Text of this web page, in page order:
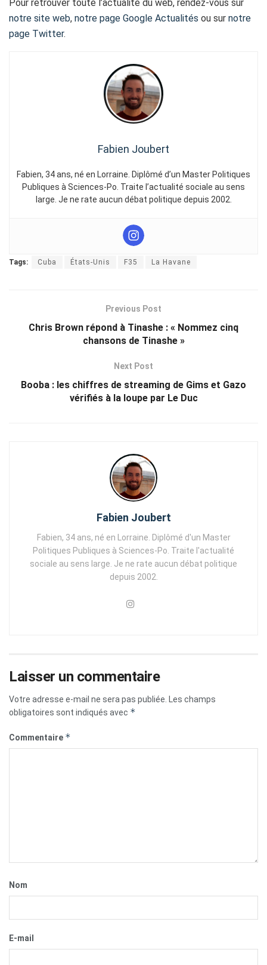
Pour retrouver toute l’actualité du web, rendez-vous sur
notre site web, notre page Google Actualités ou sur notre
page Twitter.
Fabien Joubert
Fabien, 34 ans, né en Lorraine. Diplômé d’un Master Politiques
Publiques à Sciences-Po. Traite l’actualité sociale au sens
large. Je ne rate aucun débat politique depuis 2002.
Tags: Cuba États-Unis F35 La Havane
Previous Post
Chris Brown répond à Tinashe : « Nommez cinq
chansons de Tinashe »
Next Post
Booba : les chiffres de streaming de Gims et Gazo
vérifiés à la loupe par Le Duc
Fabien Joubert
Fabien, 34 ans, né en Lorraine. Diplômé d'un Master
Politiques Publiques à Sciences-Po. Traite l'actualité
sociale au sens large. Je ne rate aucun débat politique
depuis 2002.
Laisser un commentaire
Votre adresse e-mail ne sera pas publiée. Les champs
obligatoires sont indiqués avec *
Commentaire *
Nom
E-mail